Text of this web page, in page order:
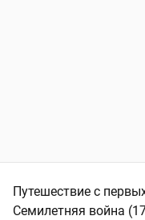
Путешествие с
Семилетняя война